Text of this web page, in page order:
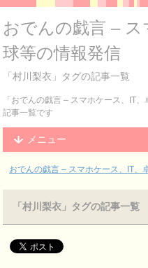
おでんの戯言 –
球等の情報発信
「村川梨衣」タグの記事一覧
「おでんの戯言 – スマホケース、IT
記事一覧です
メニュー
おでんの戯言 – スマホケース、IT、
「村川梨衣」タグの記事一覧